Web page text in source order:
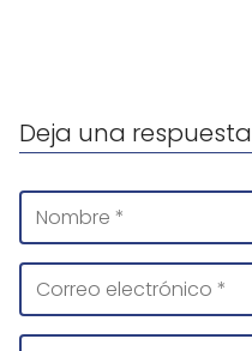
Deja una respuesta